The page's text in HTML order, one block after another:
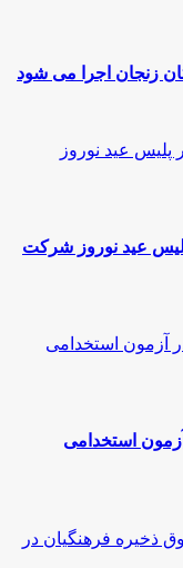
زنجان اجرا می شود
پلیس عید نوروز شرکت
استخدامی